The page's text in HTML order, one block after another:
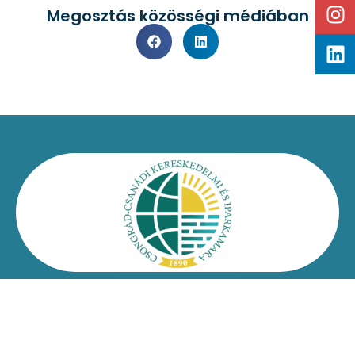
Megosztás közösségi médiában